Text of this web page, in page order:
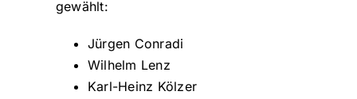
gewählt:
Jürgen Conradi
Wilhelm Lenz
Karl-Heinz Kölzer